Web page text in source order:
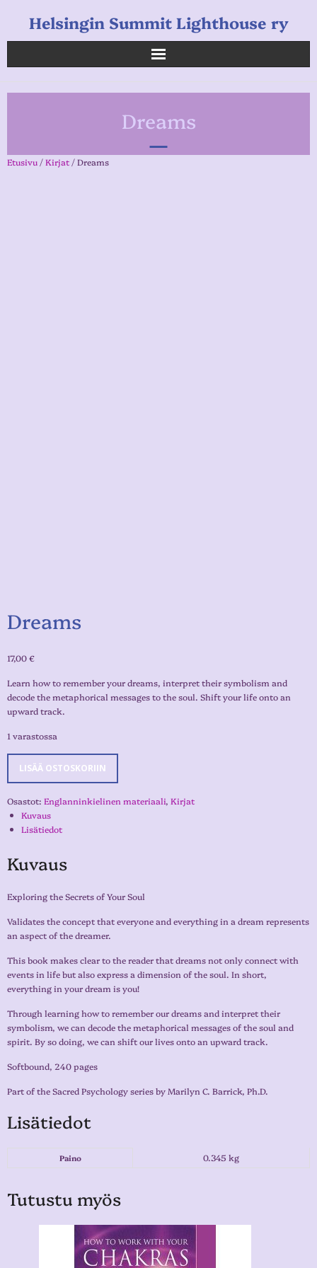
Helsingin Summit Lighthouse ry
Verkkokauppa
Dreams
Etusivu /Kirjat / Dreams
Dreams
17,00€
Learn how to remember your dreams, interpret their symbolism and
decode the metaphorical messages to the soul. Shift your life onto an
upward track.
1 varastossa
LISÄÄ OSTOSKORIIN
Osastot: Englanninkielinen materiaali, Kirjat
Kuvaus
Lisätiedot
Kuvaus
Exploring the Secrets of Your Soul
Validates the concept that everyone and everything in a dream represents
an aspect of the dreamer.
This book makes clear to the reader that dreams not only connect with
events in life but also express a dimension of the soul. In short,
everything in your dream is you!
Through learning how to remember our dreams and interpret their
symbolism, we can decode the metaphorical messages of the soul and
spirit. By so doing, we can shift our lives onto an upward track.
Softbound, 240 pages
Part of the Sacred Psychology series by Marilyn C. Barrick, Ph.D.
Lisätiedot
Paino 0.345 kg
Tutustu myös